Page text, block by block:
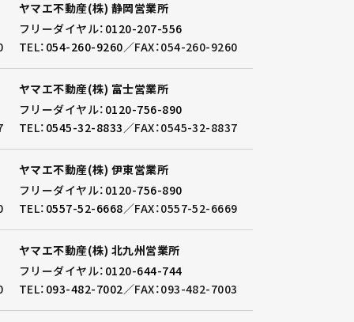
ヤマエ不動産(株) 静岡営業所
フリーダイヤル： 0120-207-556
TEL： 054-260-9260／FAX：054-260-9260
ヤマエ不動産(株) 富士営業所
フリーダイヤル： 0120-756-890
TEL： 0545-32-8833／FAX：0545-32-8837
ヤマエ不動産(株) 伊東営業所
フリーダイヤル： 0120-756-890
TEL： 0557-52-6668／FAX：0557-52-6669
ヤマエ不動産(株) 北九州営業所
フリーダイヤル： 0120-644-744
TEL： 093-482-7002／FAX：093-482-7003